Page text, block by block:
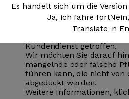
Es handelt sich um die Version
Ja, ich fahre fort
Translate in
Garantiefälle werden
unserem Werk betreut.
Entscheidungen über
Kundendienst getroffen.
Wir möchten Sie darauf
mangelnde oder falsche
führen kann, die nicht von
abgedeckt werden.
Weitere Informationen,